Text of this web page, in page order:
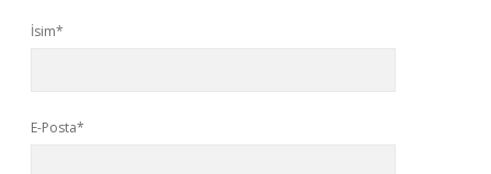
İsim*
E-Posta*